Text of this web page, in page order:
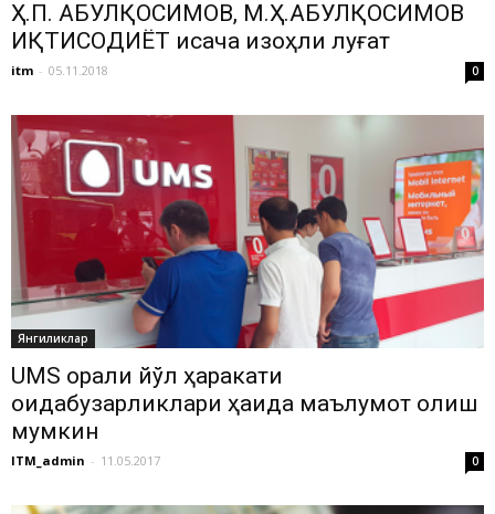
Ҳ.П. АБУЛҚОСИМОВ, М.Ҳ.АБУЛҚОСИМОВ
ИҚТИСОДИЁТ қисқача изоҳли луғат
itm - 05.11.2018 0
Янгиликлар
UMS орқали йўл ҳаракати
қоидабузарликлари ҳақида маълумот олиш
мумкин
ITM_admin - 11.05.2017 0